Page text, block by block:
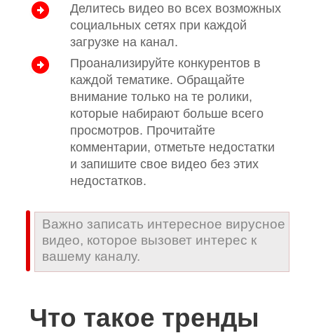
Делитесь видео во всех возможных
социальных сетях при каждой
загрузке на канал.
Проанализируйте конкурентов в
каждой тематике. Обращайте
внимание только на те ролики,
которые набирают больше всего
просмотров. Прочитайте
комментарии, отметьте недостатки
и запишите свое видео без этих
недостатков.
Важно записать интересное вирусное
видео, которое вызовет интерес к
вашему каналу.
Что такое тренды